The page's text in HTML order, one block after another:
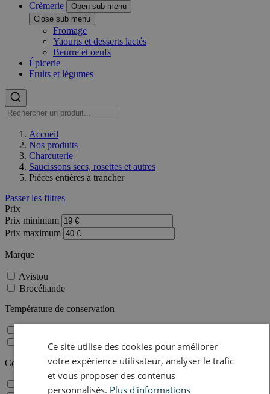
Crèmerie
Open sub menu
Close sub menu
Fromage
Yaourts et desserts lactés
Beurre et oeufs
Épicerie
Fruits et légumes
Accueil
Nos produits
Charcuterie
Saucissons secs, rosettes et autres
Pièces entières à trancher
Passer les filtres
Prix
Prix minimum
Prix maximum
Marque
Avistou
Brocéliande
Température de conservation
Conditionnement
Ce site utilise des cookies pour améliorer
votre expérience utilisateur, analyser le trafic
et vous proposer des contenus
personnalisés. Plus d'informations